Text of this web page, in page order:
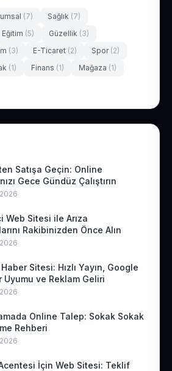
(7) Sağlık (7)
Eğitim (5) Güzellik (3)
(3) E-Ticaret (2) Spor (2)
(1) Finans (1) Mağaza (1)
Satışa Geçin: Online
Gece Gündüz Çalıştırın
Web Sitesi ile Arıza
Rakibinizden Önce Alın
Haber Sitesi: Hızlı Yayın, Google
Uyumu ve Reklam Geliri
Online Talep: Sokak Sokak
Rehberi
İçin Web Sitesi: Teklif